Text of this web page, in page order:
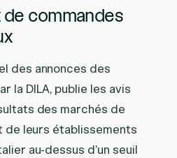
de commandes
des annonces des
la DILA, publie les avis
des marchés de
de leurs établissements
au-dessus d’un seuil